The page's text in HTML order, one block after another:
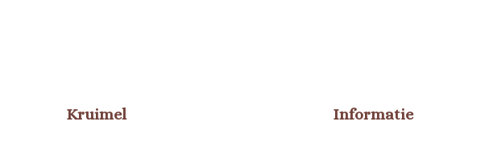
Kruimel Informatie